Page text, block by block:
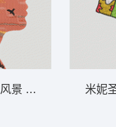
景 夕阳倒影的剪影-
米妮